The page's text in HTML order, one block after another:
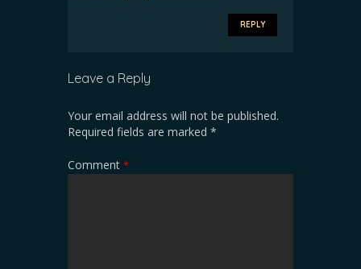
REPLY
Leave a Reply
Your email address will not be published.
Required fields are marked *
Comment *